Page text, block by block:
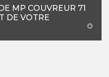
MP COUVREUR 71
DE VOTRE